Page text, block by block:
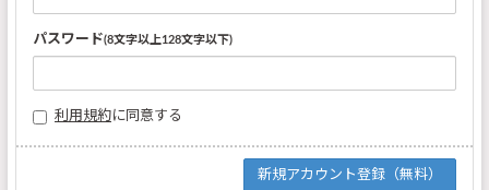
パスワード(8文字以上128文字以下)
利用規約に同意する